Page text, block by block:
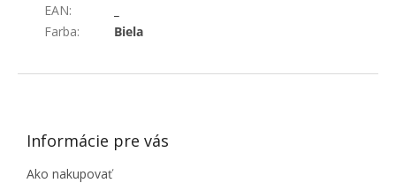
EAN:
Farba: Biela
ZÁPÄTIE
Informácie pre vás
Ako nakupovať